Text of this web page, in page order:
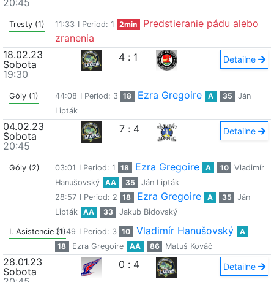
20:45
Tresty (1) 11:33 I Period: 1 2min
Predstieranie pádu alebo
zranenia
18.02.23
Sobota
19:30
4 : 1 Detailne
Góly (1) 44:08 I Period: 3 18 Ezra Gregoire A 35
Ján
Lipták
04.02.23
Sobota
20:45
7 : 4 Detailne
Góly (2) 03:01 I Period: 1 18 Ezra Gregoire A 10
Vladimír
Hanušovský
AA 35
Ján Lipták
28:57 I Period: 2 18 Ezra Gregoire A 35
Ján
Lipták
AA 33 Jakub Bidovský
I. Asistencie (1)31:49 I Period: 3 10 Vladimír Hanušovský
A
18
Ezra Gregoire AA 86 Matuš Kováč
28.01.23
Sobota
0 : 4 Detailne